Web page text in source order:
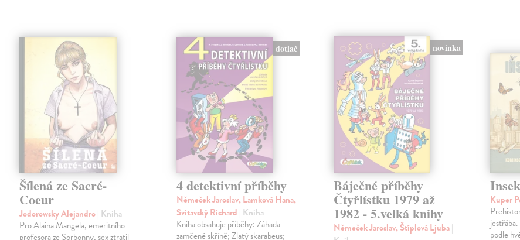
Šílená ze Sacré-
Coeur
Jodorowsky Alejandro| Kniha
Pro Alaina Mangela, emeritního
profesora ze Sorbonny, sex ztratil
dotlač
4 detektivní příběhy
Němeček Jaroslav, Lamková Hana,
Svitavský Richard | Kniha
Kniha obsahuje příběhy: Záhada
zamčené skříně; Zlatý skarabeus;
novinka
Báječné příběhy
Čtyřlístku 1979 až
1982 - 5.velká knihy
Němeček Jaroslav, Štíplová Ljuba|
Kuper
podle